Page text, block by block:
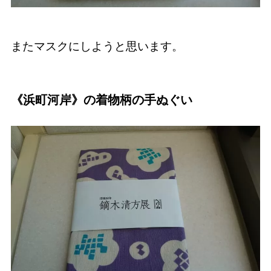
またマスクにしようと思います。
《浜町河岸》の着物柄の手ぬぐい